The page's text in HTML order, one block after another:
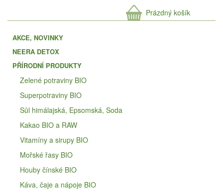
Prázdný košík
AKCE, NOVINKY
NEERA DETOX
PŘÍRODNÍ PRODUKTY
Zelené potraviny BIO
Superpotraviny BIO
Sůl himálajská, Epsomská, Soda
Kakao BIO a RAW
Vitamíny a sirupy BIO
Mořské řasy BIO
Houby čínské BIO
Káva, čaje a nápoje BIO